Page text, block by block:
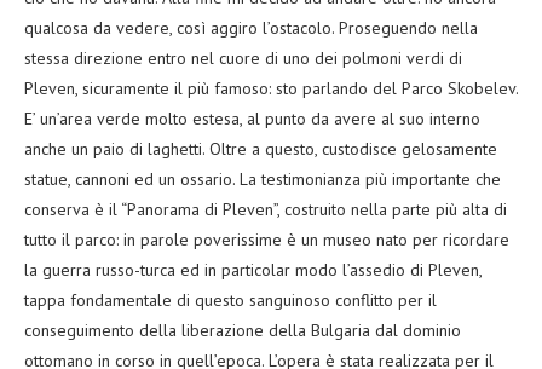
qualcosa da vedere, così aggiro l’ostacolo. Proseguendo nella
stessa direzione entro nel cuore di uno dei polmoni verdi di
Pleven, sicuramente il più famoso: sto parlando del Parco Skobelev.
E’ un’area verde molto estesa, al punto da avere al suo interno
anche un paio di laghetti. Oltre a questo, custodisce gelosamente
statue, cannoni ed un ossario. La testimonianza più importante che
conserva è il “Panorama di Pleven”, costruito nella parte più alta di
tutto il parco: in parole poverissime è un museo nato per ricordare
la guerra russo-turca ed in particolar modo l’assedio di Pleven,
tappa fondamentale di questo sanguinoso conflitto per il
conseguimento della liberazione della Bulgaria dal dominio
ottomano in corso in quell’epoca. L’opera è stata realizzata per il